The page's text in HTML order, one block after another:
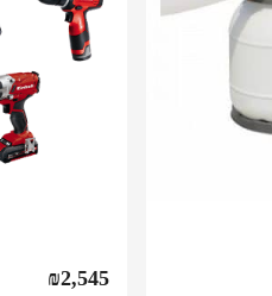
₪2,545